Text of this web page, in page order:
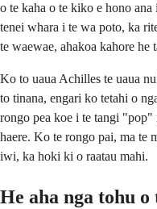
o te kaha o te kiko e hono
tenei whara i te wa poto, ka
te waewae, ahakoa kahore he
Ko to uaua Achilles te uaua
to tinana, engari ko tetahi o
rongo pea koe i te tangi "pop"
haere. Ko te rongo pai, ma te
iwi, ka hoki ki o raatau mahi.
He aha nga tohu